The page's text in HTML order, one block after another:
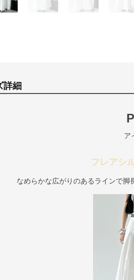
詳細
ア
フレアシ
なめらかな広がりのあるラインで脚